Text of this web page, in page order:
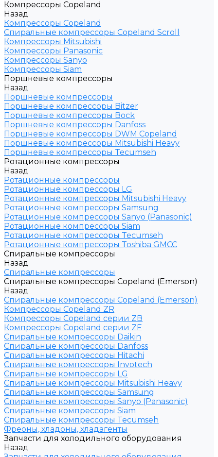
Компрессоры Copeland
Назад
Компрессоры Copeland
Спиральные компрессоры Copeland Scroll
Компрессоры Mitsubishi
Компрессоры Panasonic
Компрессоры Sanyo
Компрессоры Siam
Поршневые компрессоры
Назад
Поршневые компрессоры
Поршневые компрессоры Bitzer
Поршневые компрессоры Bock
Поршневые компрессоры Danfoss
Поршневые компрессоры DWM Copeland
Поршневые компрессоры Mitsubishi Heavy
Поршневые компрессоры Tecumseh
Ротационные компрессоры
Назад
Ротационные компрессоры
Ротационные компрессоры LG
Ротационные компрессоры Mitsubishi Heavy
Ротационные компрессоры Samsung
Ротационные компрессоры Sanyo (Panasonic)
Ротационные компрессоры Siam
Ротационные компрессоры Tecumseh
Ротационные компрессоры Toshiba GMCC
Спиральные компрессоры
Назад
Спиральные компрессоры
Спиральные компрессоры Copeland (Emerson)
Назад
Спиральные компрессоры Copeland (Emerson)
Компрессоры Copeland ZR
Компрессоры Copeland серии ZB
Компрессоры Copeland серии ZF
Спиральные компрессоры Daikin
Спиральные компрессоры Danfoss
Спиральные компрессоры Hitachi
Спиральные компрессоры Invotech
Спиральные компрессоры LG
Спиральные компрессоры Mitsubishi Heavy
Спиральные компрессоры Samsung
Спиральные компрессоры Sanyo (Panasonic)
Спиральные компрессоры Siam
Спиральные компрессоры Tecumseh
Фреоны, хладоны, хладагенты
Запчасти для холодильного оборудования
Назад